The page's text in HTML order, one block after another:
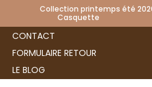
Collection printemps
Casquette La
CONTACT
FORMULAIRE RETOUR
LE BLOG